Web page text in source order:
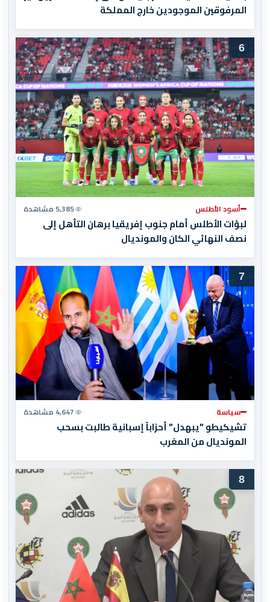
المرفوقين الموجودين خارج المملكة
6
أسود الأطلس 5,385 مشاهدة
لبؤات الأطلس أمام جنوب إفريقيا برهان التأهل إلى
نصف النهائي الكان والمونديال
7
سياسة 4,647 مشاهدة
تشيكيطو "يبهدل" أحزاباً إسبانية طالبت بسحب
المونديال من المغرب
8